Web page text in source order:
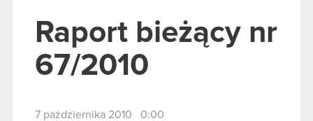
Raport bieżący nr
67/2010
7 października 2010 0:00